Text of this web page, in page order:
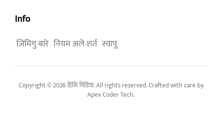
Info
जिमिगु बारे नियम अले शर्त स्वापू
Copyright © 2026 हिसि मिडिया. All rights reserved. Crafted with care by
Apex Coder Tech.